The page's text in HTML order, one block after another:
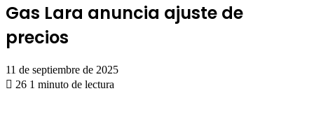
Gas Lara anuncia ajuste de
precios
11 de septiembre de 2025
26 1 minuto de lectura